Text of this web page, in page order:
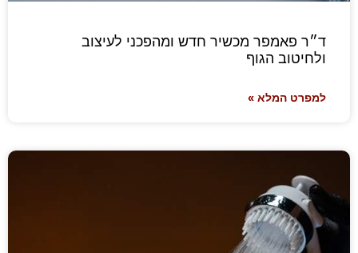
ד״ר פאמפר מכשיר חדש ומהפכני לעיצוב
ולחיטוב הגוף
למפרט המלא »